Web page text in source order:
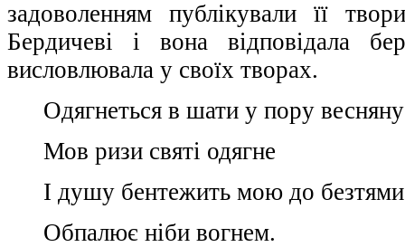
задоволенням публікували її
Бердичеві і вона відповідала
висловлювала у своїх творах.
Одягнеться в шати у пору весняну
Мов ризи святі одягне
І душу бентежить мою до
Обпалює ніби вогнем.